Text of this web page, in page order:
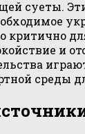
суеты.
критично
и
среды